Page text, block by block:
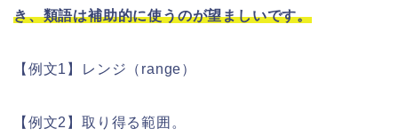
き、類語は補助的に使うのが望ましいです。
【例文1】レンジ（range）
【例文2】取り得る範囲。